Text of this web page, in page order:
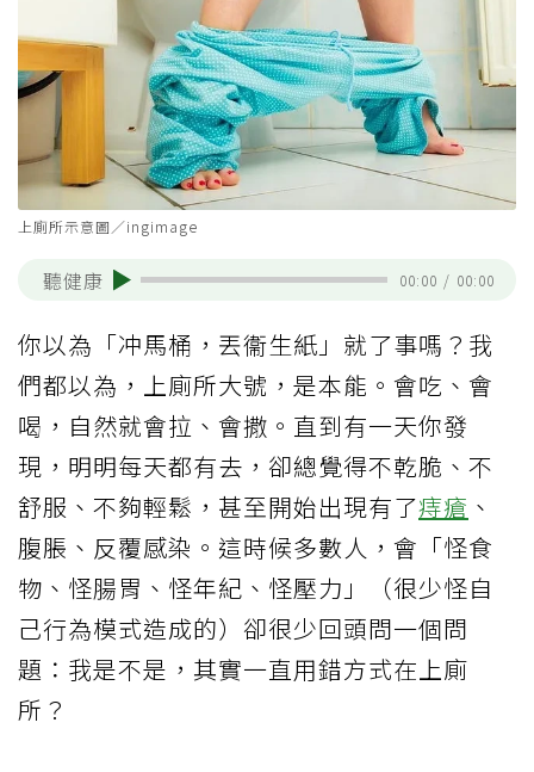
上廁所示意圖／ingimage
聽健康 00:00 / 00:00
你以為「冲馬桶，丟衞生紙」就了事嗎？我
們都以為，上廁所大號，是本能。會吃、會
喝，自然就會拉、會撒。直到有一天你發
現，明明每天都有去，卻總覺得不乾脆、不
舒服、不夠輕鬆，甚至開始出現有了痔瘡 、
腹脹、反覆感染。這時候多數人，會「怪食
物、怪腸胃、怪年紀、怪壓力」（很少怪自
己行為模式造成的）卻很少回頭問一個問
題：我是不是，其實一直用錯方式在上廁
所？